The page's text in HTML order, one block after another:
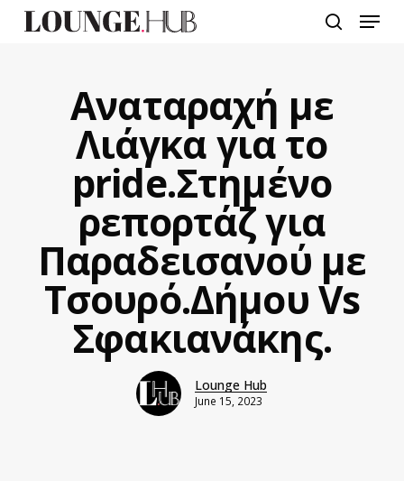
Menu
Αναταραχή με
Λιάγκα για το
pride.Στημένο
ρεπορτάζ για
Παραδεισανού με
Τσουρό.Δήμου Vs
Σφακιανάκης.
Lounge Hub
June 15, 2023